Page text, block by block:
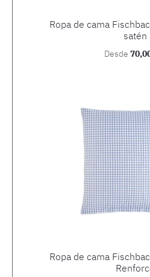
Ropa de cama
satén
Precio
Desde
Ropa de cama